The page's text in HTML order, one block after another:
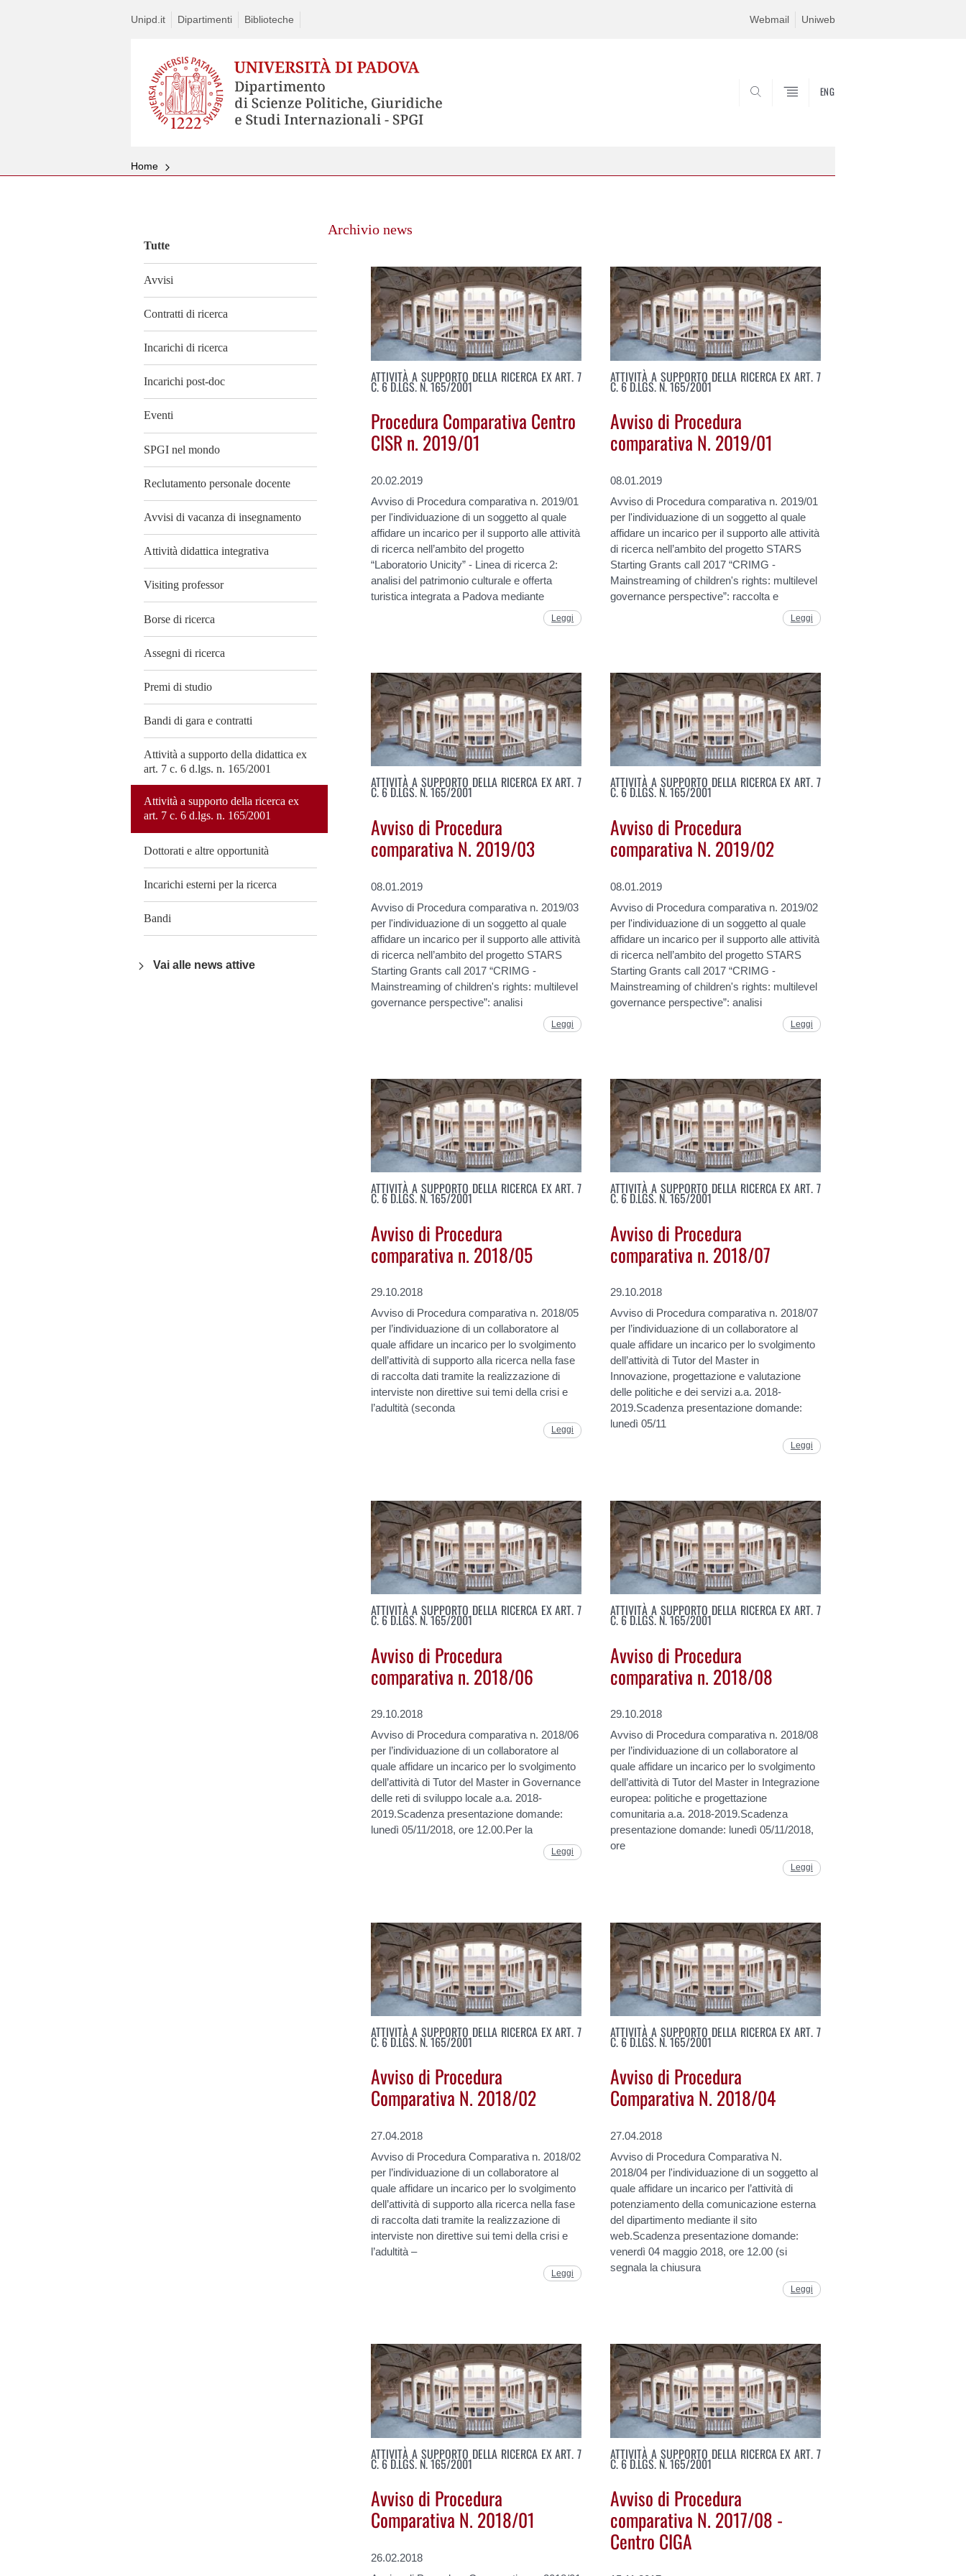
Unipd.it Dipartimenti Biblioteche Webmail Uniweb
ENG
Home
Tutte
Avvisi
Contratti di ricerca
Incarichi di ricerca
Incarichi post-doc
Eventi
SPGI nel mondo
Reclutamento personale docente
Avvisi di vacanza di insegnamento
Attività didattica integrativa
Visiting professor
Borse di ricerca
Assegni di ricerca
Premi di studio
Bandi di gara e contratti
Attività a supporto della didattica ex
art. 7 c. 6 d.lgs. n. 165/2001
Attività a supporto della ricerca ex
art. 7 c. 6 d.lgs. n. 165/2001
Dottorati e altre opportunità
Incarichi esterni per la ricerca
Bandi
Vai alle news attive
Archivio news
ATTIVITÀ A SUPPORTO DELLA RICERCA EX ART. 7
C. 6 D.LGS. N. 165/2001
Procedura Comparativa Centro
CISR n. 2019/01
20.02.2019
Avviso di Procedura comparativa n. 2019/01
per l'individuazione di un soggetto al quale
affidare un incarico per il supporto alle attività
di ricerca nell’ambito del progetto
“Laboratorio Unicity” - Linea di ricerca 2:
analisi del patrimonio culturale e offerta
turistica integrata a Padova mediante
Leggi
ATTIVITÀ A SUPPORTO DELLA RICERCA EX ART. 7
C. 6 D.LGS. N. 165/2001
Avviso di Procedura
comparativa N. 2019/01
08.01.2019
Avviso di Procedura comparativa n. 2019/01
per l'individuazione di un soggetto al quale
affidare un incarico per il supporto alle attività
di ricerca nell’ambito del progetto STARS
Starting Grants call 2017 “CRIMG -
Mainstreaming of children's rights: multilevel
governance perspective”: raccolta e
Leggi
ATTIVITÀ A SUPPORTO DELLA RICERCA EX ART. 7
C. 6 D.LGS. N. 165/2001
Avviso di Procedura
comparativa N. 2019/03
08.01.2019
Avviso di Procedura comparativa n. 2019/03
per l'individuazione di un soggetto al quale
affidare un incarico per il supporto alle attività
di ricerca nell’ambito del progetto STARS
Starting Grants call 2017 “CRIMG -
Mainstreaming of children's rights: multilevel
governance perspective”: analisi
Leggi
ATTIVITÀ A SUPPORTO DELLA RICERCA EX ART. 7
C. 6 D.LGS. N. 165/2001
Avviso di Procedura
comparativa N. 2019/02
08.01.2019
Avviso di Procedura comparativa n. 2019/02
per l'individuazione di un soggetto al quale
affidare un incarico per il supporto alle attività
di ricerca nell’ambito del progetto STARS
Starting Grants call 2017 “CRIMG -
Mainstreaming of children's rights: multilevel
governance perspective”: analisi
Leggi
ATTIVITÀ A SUPPORTO DELLA RICERCA EX ART. 7
C. 6 D.LGS. N. 165/2001
Avviso di Procedura
comparativa n. 2018/05
29.10.2018
Avviso di Procedura comparativa n. 2018/05
per l’individuazione di un collaboratore al
quale affidare un incarico per lo svolgimento
dell’attività di supporto alla ricerca nella fase
di raccolta dati tramite la realizzazione di
interviste non direttive sui temi della crisi e
l’adultità (seconda
Leggi
ATTIVITÀ A SUPPORTO DELLA RICERCA EX ART. 7
C. 6 D.LGS. N. 165/2001
Avviso di Procedura
comparativa n. 2018/07
29.10.2018
Avviso di Procedura comparativa n. 2018/07
per l’individuazione di un collaboratore al
quale affidare un incarico per lo svolgimento
dell’attività di Tutor del Master in
Innovazione, progettazione e valutazione
delle politiche e dei servizi a.a. 2018-
2019.Scadenza presentazione domande:
lunedì 05/11
Leggi
ATTIVITÀ A SUPPORTO DELLA RICERCA EX ART. 7
C. 6 D.LGS. N. 165/2001
Avviso di Procedura
comparativa n. 2018/06
29.10.2018
Avviso di Procedura comparativa n. 2018/06
per l’individuazione di un collaboratore al
quale affidare un incarico per lo svolgimento
dell’attività di Tutor del Master in Governance
delle reti di sviluppo locale a.a. 2018-
2019.Scadenza presentazione domande:
lunedì 05/11/2018, ore 12.00.Per la
Leggi
ATTIVITÀ A SUPPORTO DELLA RICERCA EX ART. 7
C. 6 D.LGS. N. 165/2001
Avviso di Procedura
comparativa n. 2018/08
29.10.2018
Avviso di Procedura comparativa n. 2018/08
per l’individuazione di un collaboratore al
quale affidare un incarico per lo svolgimento
dell’attività di Tutor del Master in Integrazione
europea: politiche e progettazione
comunitaria a.a. 2018-2019.Scadenza
presentazione domande: lunedì 05/11/2018,
ore
Leggi
ATTIVITÀ A SUPPORTO DELLA RICERCA EX ART. 7
C. 6 D.LGS. N. 165/2001
Avviso di Procedura
Comparativa N. 2018/02
27.04.2018
Avviso di Procedura Comparativa n. 2018/02
per l’individuazione di un collaboratore al
quale affidare un incarico per lo svolgimento
dell’attività di supporto alla ricerca nella fase
di raccolta dati tramite la realizzazione di
interviste non direttive sui temi della crisi e
l’adultità –
Leggi
ATTIVITÀ A SUPPORTO DELLA RICERCA EX ART. 7
C. 6 D.LGS. N. 165/2001
Avviso di Procedura
Comparativa N. 2018/04
27.04.2018
Avviso di Procedura Comparativa N.
2018/04 per l'individuazione di un soggetto al
quale affidare un incarico per l’attività di
potenziamento della comunicazione esterna
del dipartimento mediante il sito
web.Scadenza presentazione domande:
venerdì 04 maggio 2018, ore 12.00 (si
segnala la chiusura
Leggi
ATTIVITÀ A SUPPORTO DELLA RICERCA EX ART. 7
C. 6 D.LGS. N. 165/2001
Avviso di Procedura
Comparativa N. 2018/01
26.02.2018
ATTIVITÀ A SUPPORTO DELLA RICERCA EX ART. 7
C. 6 D.LGS. N. 165/2001
Avviso di Procedura
comparativa N. 2017/08 -
Centro CIGA